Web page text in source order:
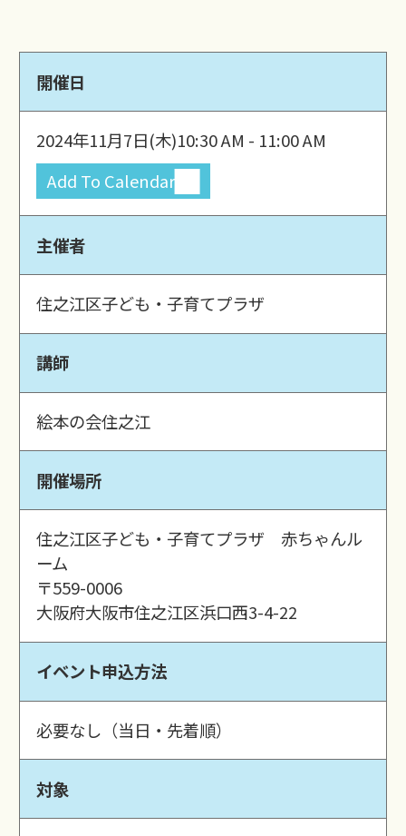
開催日
2024年11月7日(木)10:30 AM - 11:00 AM
Add To Calendar
主催者
住之江区子ども・子育てプラザ
講師
絵本の会住之江
開催場所
住之江区子ども・子育てプラザ 赤ちゃんル
ーム
〒559-0006
大阪府大阪市住之江区浜口西3-4-22
イベント申込方法
必要なし（当日・先着順）
対象